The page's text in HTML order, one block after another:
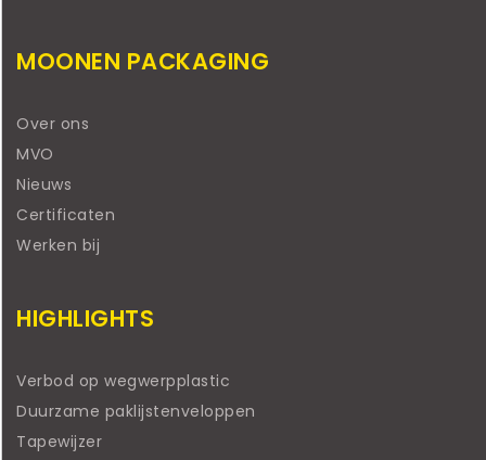
MOONEN PACKAGING
Over ons
MVO
Nieuws
Certificaten
Werken bij
HIGHLIGHTS
Verbod op wegwerpplastic
Duurzame paklijstenveloppen
Tapewijzer